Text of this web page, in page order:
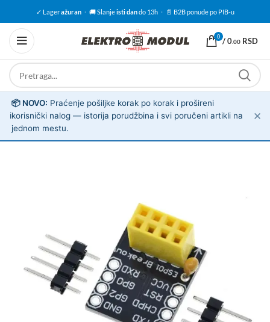
✓ Lageražuran · 🚚 Slanjeisti dando 13h · 📄 B2B ponude po PIB-u
0 /0.00 RSD
ℹ️
📦 NOVO: Praćenje pošiljke korak po korak i prošireni
korisnički nalog — istorija porudžbina i svi poručeni artikli na
jednom mestu.
✕